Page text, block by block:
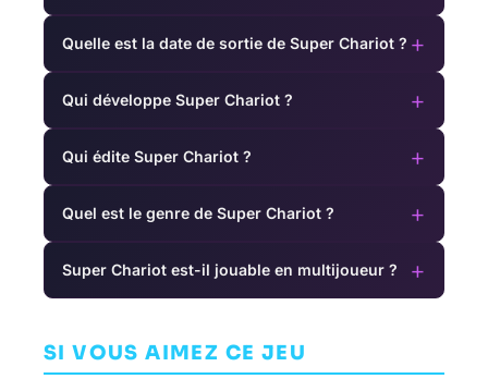
Quelle est la date de sortie de Super Chariot ? +
Qui développe Super Chariot ? +
Qui édite Super Chariot ? +
Quel est le genre de Super Chariot ? +
Super Chariot est-il jouable en multijoueur ? +
SI VOUS AIMEZ CE JEU
REBELLION
AVENTURE